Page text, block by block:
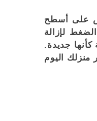
على أسطح
لإزالة
كأنها جديدة.